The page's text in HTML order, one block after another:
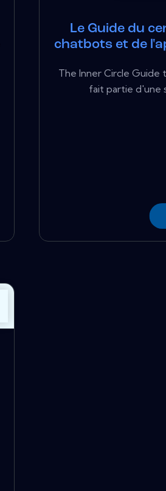
Le Guide du
chatbots et de
The Inner Circle Guide
fait partie d'une